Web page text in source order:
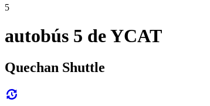
5
autobús 5 de YCAT
Quechan Shuttle